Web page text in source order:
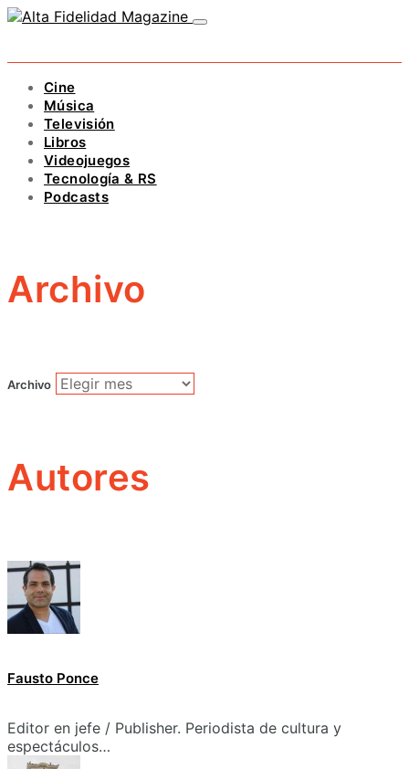
Cine
Música
Televisión
Libros
Videojuegos
Tecnología & RS
Podcasts
Archivo
Archivo
Autores
Fausto Ponce
Editor en jefe / Publisher. Periodista de cultura y
espectáculos…